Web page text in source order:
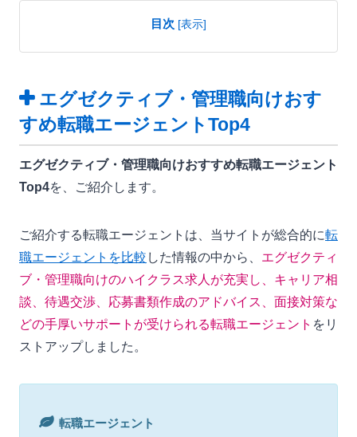
目次 [表示]
エグゼクティブ・管理職向けおす
すめ転職エージェントTop4
エグゼクティブ・管理職向けおすすめ転職エージェント
Top4を、ご紹介します。
ご紹介する転職エージェントは、当サイトが総合的に転
職エージェントを比較 した情報の中から、 エグゼクティ
ブ・管理職向けのハイクラス求人が充実し、キャリア相
談、待遇交渉、応募書類作成のアドバイス、面接対策な
どの手厚いサポートが受けられる転職エージェント をリ
ストアップしました。
転職エージェント